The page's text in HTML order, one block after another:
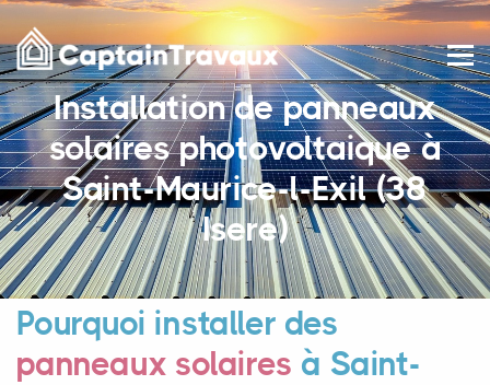
Installation de panneaux
solaires photovoltaique à
Saint-Maurice-l-Exil (38
Isere)
Pourquoi installer des
panneaux solaires à Saint-